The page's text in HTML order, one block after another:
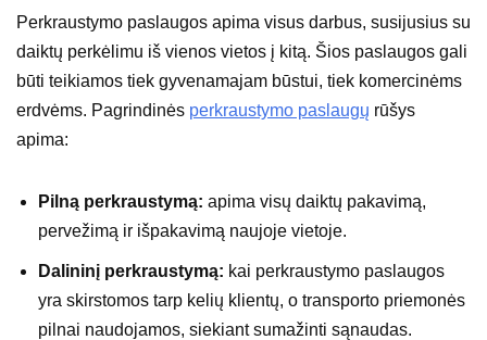
Perkraustymo paslaugos apima visus darbus, susijusius su
daiktų perkėlimu iš vienos vietos į kitą. Šios paslaugos gali
būti teikiamos tiek gyvenamajam būstui, tiek komercinėms
erdvėms. Pagrindinės perkraustymo paslaugų rūšys
apima:
Pilną perkraustymą: apima visų daiktų pakavimą,
pervežimą ir išpakavimą naujoje vietoje.
Dalininį perkraustymą: kai perkraustymo paslaugos
yra skirstomos tarp kelių klientų, o transporto priemonės
pilnai naudojamos, siekiant sumažinti sąnaudas.